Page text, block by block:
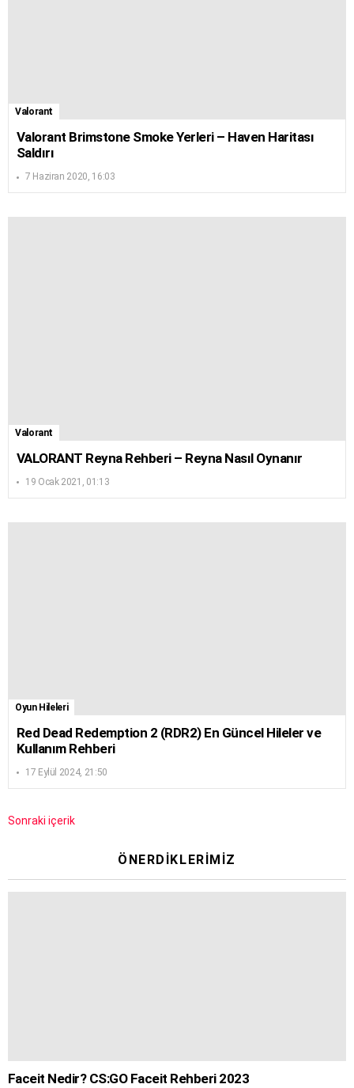
Valorant
Valorant Brimstone Smoke Yerleri – Haven Haritası
Saldırı
7 Haziran 2020, 16:03
Valorant
VALORANT Reyna Rehberi – Reyna Nasıl Oynanır
19 Ocak 2021, 01:13
Oyun Hileleri
Red Dead Redemption 2 (RDR2) En Güncel Hileler ve
Kullanım Rehberi
17 Eylül 2024, 21:50
Sonraki içerik
ÖNERDIKLERIMIZ
Faceit Nedir? CS:GO Faceit Rehberi 2023